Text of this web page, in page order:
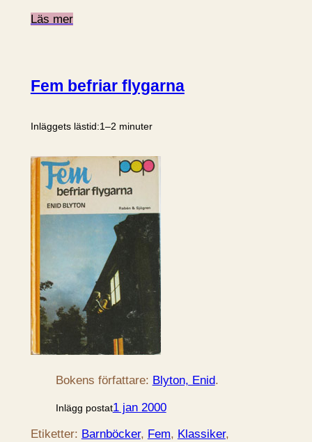
Läs mer
Fem befriar flygarna
Inläggets lästid:1–2 minuter
Bokens författare: Blyton, Enid.
Inlägg postat1 jan 2000
Etiketter: Barnböcker, Fem, Klassiker